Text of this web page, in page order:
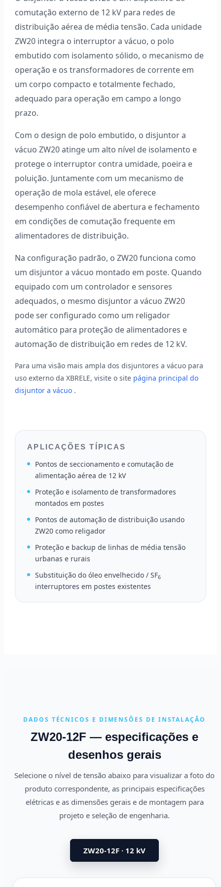
comutação externo de 12 kV para redes de
distribuição aérea de média tensão. Cada unidade
ZW20 integra o interruptor a vácuo, o polo
embutido com isolamento sólido, o mecanismo de
operação e os transformadores de corrente em
um corpo compacto e totalmente fechado,
adequado para operação em campo a longo
prazo.
Com o design de polo embutido, o disjuntor a
vácuo ZW20 atinge um alto nível de isolamento e
protege o interruptor contra umidade, poeira e
poluição. Juntamente com um mecanismo de
operação de mola estável, ele oferece
desempenho confiável de abertura e fechamento
em condições de comutação frequente em
alimentadores de distribuição.
Na configuração padrão, o ZW20 funciona como
um disjuntor a vácuo montado em poste. Quando
equipado com um controlador e sensores
adequados, o mesmo disjuntor a vácuo ZW20
pode ser configurado como um religador
automático para proteção de alimentadores e
automação de distribuição em redes de 12 kV.
Para uma visão mais ampla dos disjuntores a vácuo para
uso externo da XBRELE, visite o site página principal do
disjuntor a vácuo .
APLICAÇÕES TÍPICAS
Pontos de seccionamento e comutação de
alimentação aérea de 12 kV
Proteção e isolamento de transformadores
montados em postes
Pontos de automação de distribuição usando
ZW20 como religador
Proteção e backup de linhas de média tensão
urbanas e rurais
Substituição do óleo envelhecido / SF6
interruptores em postes existentes
DADOS TÉCNICOS E DIMENSÕES DE INSTALAÇÃO
ZW20-12F — especificações e
desenhos gerais
Selecione o nível de tensão abaixo para visualizar a foto do
produto correspondente, as principais especificações
elétricas e as dimensões gerais e de montagem para
projeto e seleção de engenharia.
ZW20-12F · 12 kV